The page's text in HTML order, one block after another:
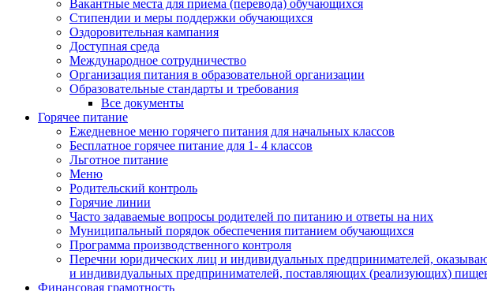
Вакантные места для приема (перевода) обучающихся
Стипендии и меры поддержки обучающихся
Оздоровительная кампания
Доступная среда
Международное сотрудничество
Организация питания в образовательной организации
Образовательные стандарты и требования
Все документы
Горячее питание
Ежедневное меню горячего питания для начальных классов
Бесплатное горячее питание для 1- 4 классов
Льготное питание
Меню
Родительский контроль
Горячие линии
Часто задаваемые вопросы родителей по питанию и ответы на них
Муниципальный порядок обеспечения питанием обучающихся
Программа производственного контроля
Перечни юридических лиц и индивидуальных предпринимателей,
и индивидуальных предпринимателей, поставляющих (реализующих)
Финансовая грамотность